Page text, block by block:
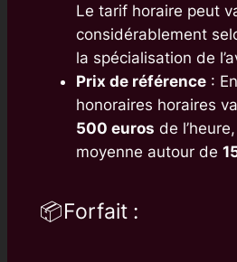
Le tarif horaire peut
considérablement
la spécialisation de
Prix de référence:
honoraires horaires
500 euros de
moyenne autour de
📦Forfait :